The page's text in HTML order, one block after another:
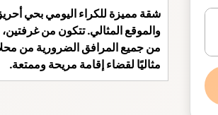
شقة مميزة للكراء اليومي بحي
والموقع المثالي. تتكون من
من جميع المرافق الضرورية من
مثاليًا لقضاء إقامة مريحة وممتعة.